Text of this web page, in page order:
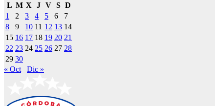
L M X J V S D
1
2 3 4 5 6
7
8
9 10 11 12 13 14
15 16 17 18 19 20 21
22 23 24 25 26 27 28
29 30
« Oct
Dic »